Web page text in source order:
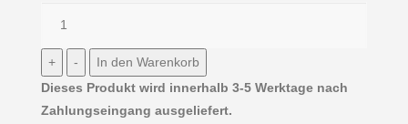
Dieses Produkt wird innerhalb 3-5 Werktage nach
Zahlungseingang ausgeliefert.